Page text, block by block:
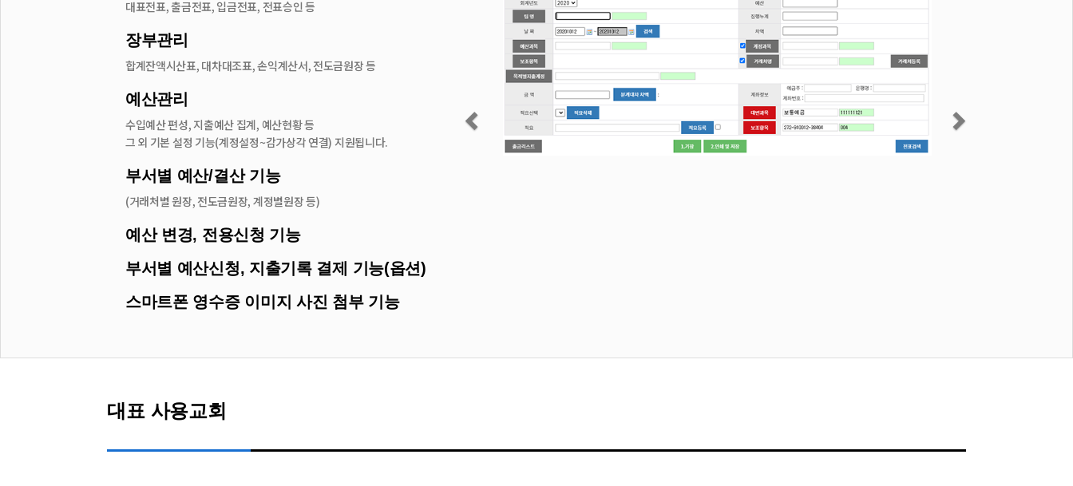
대표전표, 출금전표, 입금전표, 전표승인 등
장부관리
합계잔액시산표, 대차대조표, 손익계산서, 전도금원장 등
예산관리
수입예산 편성, 지출예산 집계, 예산현황 등
그 외 기본 설정 기능(계정설정~감가상각 연결) 지원됩니다.
부서별 예산/결산 기능
(거래처별 원장, 전도금원장, 계정별원장 등)
예산 변경, 전용신청 기능
부서별 예산신청, 지출기록 결제 기능(옵션)
스마트폰 영수증 이미지 사진 첨부 기능
대표 사용교회